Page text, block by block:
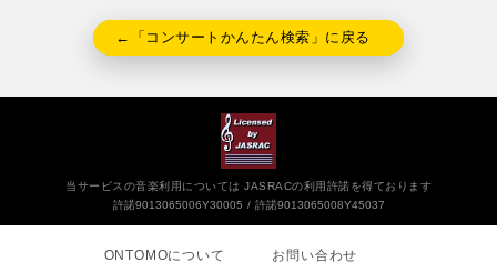
←「コンサートかんたん検索」に戻る
当サービスの音楽利用については JASRACの利用許諾を得ております
許諾9013065006Y30005
許諾9013065008Y45037
ONTOMOについて お問い合わせ